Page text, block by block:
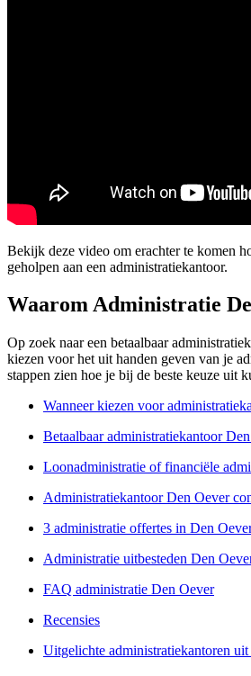
Bekijk deze video om erachter te komen
geholpen aan een administratiekantoor.
Waarom Administratie
Op zoek naar een betaalbaar
kiezen voor het uit handen geven van je
stappen zien hoe je bij de beste keuze uit
Wanneer kiezen voor
Betaalbaar administratiekantoor
Loonadministratie of financiële
Administratiekantoor Den Oever
3 administratie offertes in Den
Administratie uitbesteden Den
FAQ administratie Den Oever
Recensies
Uitgelichte administratiekantoren